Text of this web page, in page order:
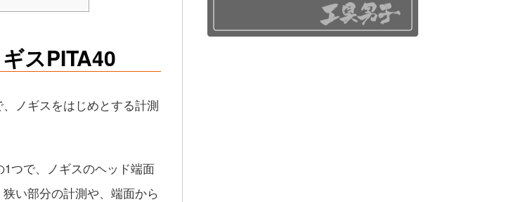
スPITA40
ノギスをはじめとする計測
つで、ノギスのヘッド端面
い部分の計測や、端面から